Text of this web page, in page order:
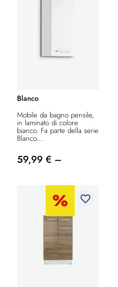
Blanco
Mobile da bagno pensile,
in laminato di colore
bianco. Fa parte della serie
Blanco....
59,99 € –
favorite_border